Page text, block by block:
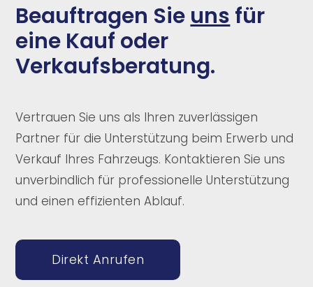
Beauftragen Sie uns für
eine Kauf oder
Verkaufsberatung.
Vertrauen Sie uns als Ihren zuverlässigen
Partner für die Unterstützung beim Erwerb und
Verkauf Ihres Fahrzeugs. Kontaktieren Sie uns
unverbindlich für professionelle Unterstützung
und einen effizienten Ablauf.
Direkt Anrufen